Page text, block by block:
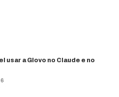
usar a Glovo no Claude e no